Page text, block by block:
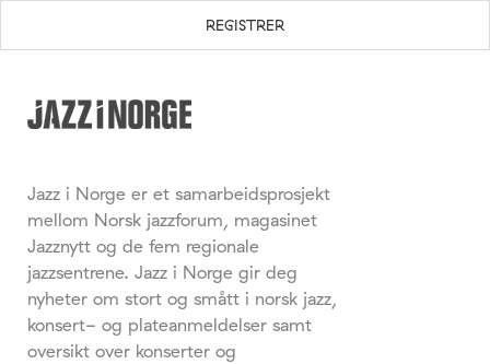
Jazz i Norge er et samarbeidsprosjekt
mellom Norsk jazzforum, magasinet
Jazznytt og de fem regionale
jazzsentrene. Jazz i Norge gir deg
nyheter om stort og smått i norsk jazz,
konsert- og plateanmeldelser samt
oversikt over konserter og